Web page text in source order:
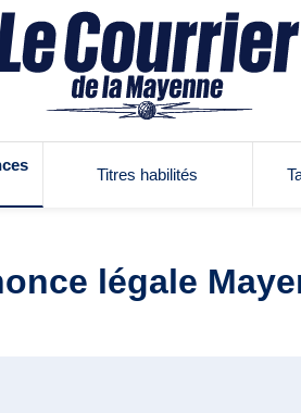
Titres habilités
légale